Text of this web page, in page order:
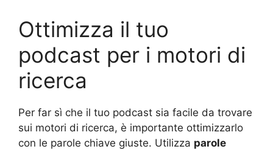
Ottimizza il tuo
podcast per i motori di
ricerca
Per far sì che il tuo podcast sia facile da trovare
sui motori di ricerca, è importante ottimizzarlo
con le parole chiave giuste. Utilizza parole